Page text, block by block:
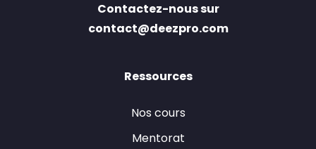
Contactez-nous sur
contact@deezpro.com
Ressources
Nos cours
Mentorat